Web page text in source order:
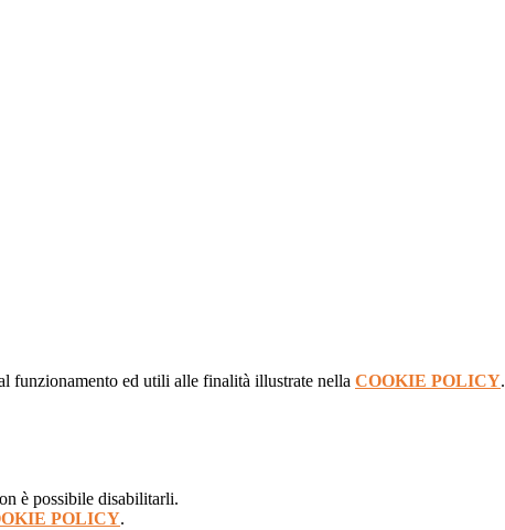
funzionamento ed utili alle finalità illustrate nella COOKIE POLICY.
è possibile disabilitarli.
POLICY.